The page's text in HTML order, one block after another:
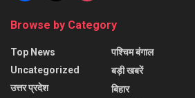
Browse by Category
Top News
Uncategorized
उत्तर प्रदेश
पश्चिम बंगाल
बड़ी खबरें
बिहार